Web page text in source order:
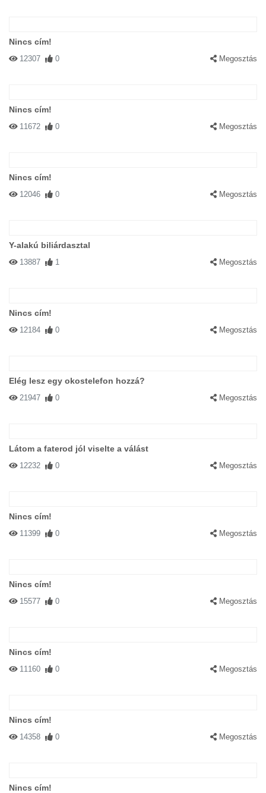
Nincs cím!
12307 0 Megosztás
Nincs cím!
11672 0 Megosztás
Nincs cím!
12046 0 Megosztás
Y-alakú biliárdasztal
13887 1 Megosztás
Nincs cím!
12184 0 Megosztás
Elég lesz egy okostelefon hozzá?
21947 0 Megosztás
Látom a faterod jól viselte a válást
12232 0 Megosztás
Nincs cím!
11399 0 Megosztás
Nincs cím!
15577 0 Megosztás
Nincs cím!
11160 0 Megosztás
Nincs cím!
14358 0 Megosztás
Nincs cím!